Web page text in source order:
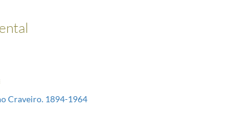
Craveiro. 1894-1964